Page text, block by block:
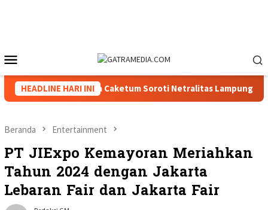
Mobile
HEADLINE HARI INI
Menguat, Tiga Caketum Soroti Netralitas Lampung dan
Beranda Entertainment
PT JIExpo Kemayoran Meriahkan
Tahun 2024 dengan Jakarta
Lebaran Fair dan Jakarta Fair